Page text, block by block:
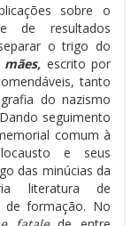
sobre o
de resultados
o trigo do
escrito por
tanto
do nazismo
seguimento
comum à
e seus
das minúcias da
literatura de
de formação. No